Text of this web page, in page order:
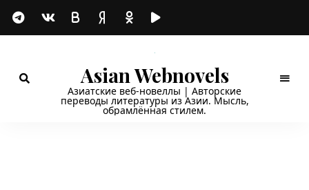
Asian Webnovels
Азиатские веб-новеллы | Авторские
переводы литературы из Азии. Мысль,
обрамлённая стилем.